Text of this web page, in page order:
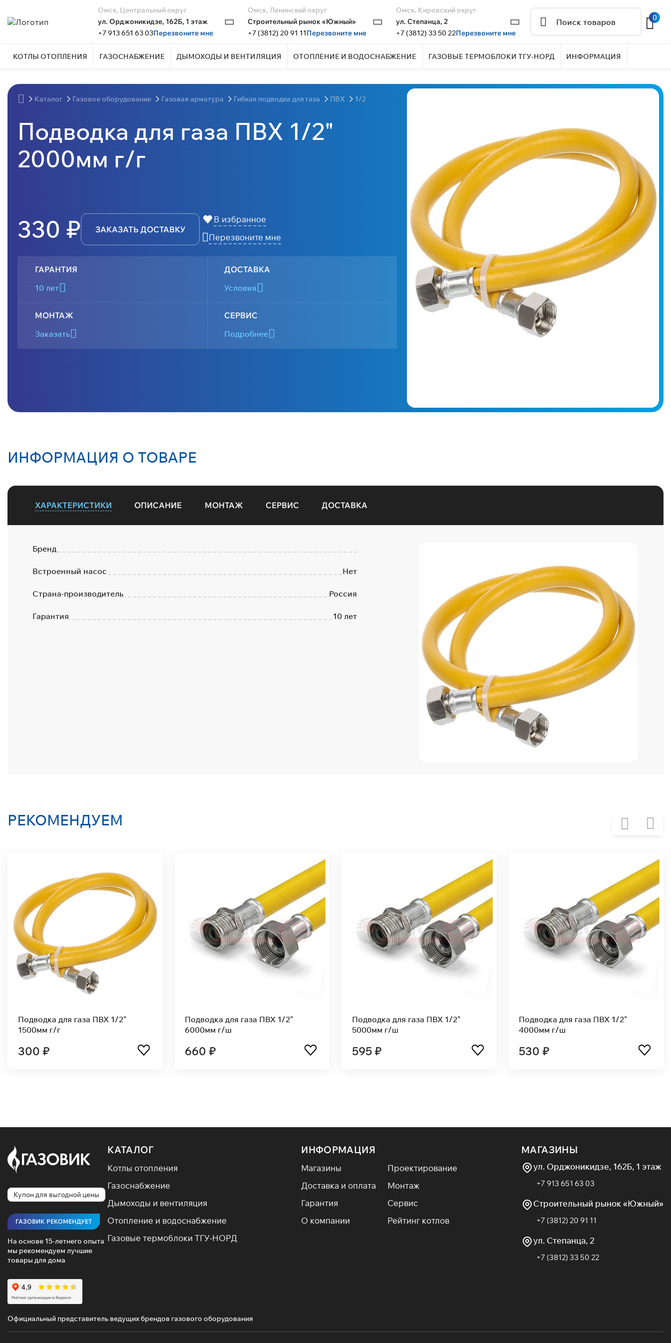
Омск, Центральный округ
ул. Орджоникидзе, 162Б, 1 этаж
+7 913 651 63 03Перезвоните мне
Омск, Ленинский округ
Строительный рынок «Южный»
+7 (3812) 20 91 11Перезвоните мне
Омск, Кировский округ
ул. Степанца, 2
+7 (3812) 33 50 22Перезвоните мне
0
КОТЛЫ ОТОПЛЕНИЯ ГАЗОСНАБЖЕНИЕ ДЫМОХОДЫ И ВЕНТИЛЯЦИЯ ОТОПЛЕНИЕ И ВОДОСНАБЖЕНИЕ ГАЗОВЫЕ ТЕРМОБЛОКИ ТГУ-НОРД ИНФОРМАЦИЯ
Каталог Газовое оборудование Газовая арматура Гибкая подводка для газа ПВХ 1/2
Подводка для газа ПВХ 1/2"
2000мм г/г
330 ₽ ЗАКАЗАТЬ ДОСТАВКУ
В избранное
Перезвоните мне
ГАРАНТИЯ
10 лет
ДОСТАВКА
Условия
МОНТАЖ
Заказать
СЕРВИС
Подробнее
ИНФОРМАЦИЯ О ТОВАРЕ
ХАРАКТЕРИСТИКИ ОПИСАНИЕ МОНТАЖ СЕРВИС ДОСТАВКА
Бренд
Встроенный насос Нет
Страна-производитель Россия
Гарантия 10 лет
РЕКОМЕНДУЕМ
ПВХ 1/2"
Подводка для газа ПВХ 1/2"
450 ₽
Подводка для газа ПВХ 1/2"
330 ₽
Подводка для газа ПВХ 1/2"
300 ₽
Подводка для
240 ₽
Купон для выгодной цены
ГАЗОВИК РЕКОМЕНДУЕТ
На основе 15-летнего опыта
мы рекомендуем лучшие
товары для дома
КАТАЛОГ
Котлы отопления
Газоснабжение
Дымоходы и вентиляция
Отопление и водоснабжение
Газовые термоблоки ТГУ-НОРД
ИНФОРМАЦИЯ
Магазины
Проектирование
Доставка и оплата
Монтаж
Гарантия
Сервис
О компании
Рейтинг котлов
МАГАЗИНЫ
ул. Орджоникидзе, 162Б, 1 этаж
+7 913 651 63 03
Строительный рынок «Южный»
+7 (3812) 20 91 11
ул. Степанца, 2
+7 (3812) 33 50 22
Официальный представитель ведущих брендов газового оборудования